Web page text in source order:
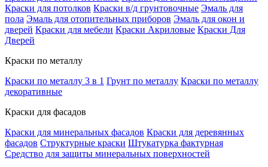
Краски для потолков Краски в/д грунтовочные Эмаль для
пола Эмаль для отопительных приборов Эмаль для окон и
дверей Краски для мебели Краски Акриловые Краски Для
Дверей
Краски по металлу
Краски по металлу 3 в 1 Грунт по металлу Краски по металлу
декоративные
Краски для фасадов
Краски для минеральных фасадов Краски для деревянных
фасадов Структурные краски Штукатурка фактурная
Средство для защиты минеральных поверхностей